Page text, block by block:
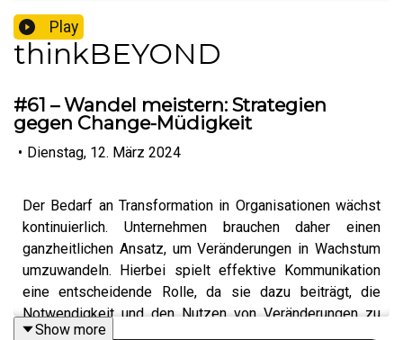
Play
thinkBEYOND
#61 – Wandel meistern: Strategien
gegen Change-Müdigkeit
• Dienstag, 12. März 2024
Der Bedarf an Transformation in Organisationen wächst
kontinuierlich. Unternehmen brauchen daher einen
ganzheitlichen Ansatz, um Veränderungen in Wachstum
umzuwandeln. Hierbei spielt effektive Kommunikation
eine entscheidende Rolle, da sie dazu beiträgt, die
Notwendigkeit und den Nutzen von Veränderungen zu
vermitteln, die Mitarbeitenden zu motivieren und den
Show more